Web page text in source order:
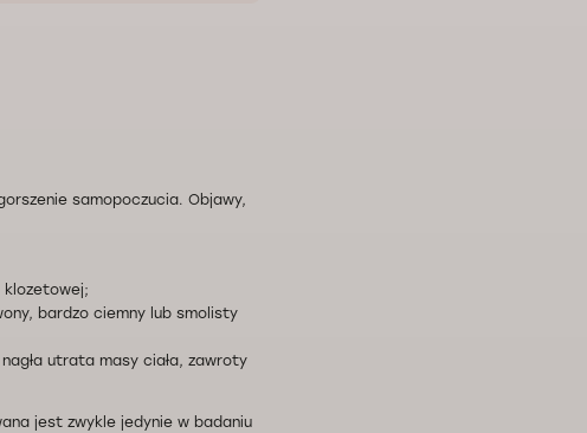
samopoczucia. Objawy,
klozetowej;
bardzo ciemny lub smolisty
utrata masy ciała, zawroty
jest zwykle jedynie w badaniu